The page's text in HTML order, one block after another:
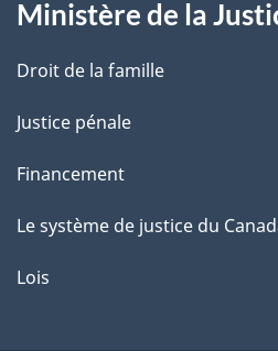
e
Ministère de la
Droit de la famille
Justice pénale
Financement
Le système de justice du
Lois